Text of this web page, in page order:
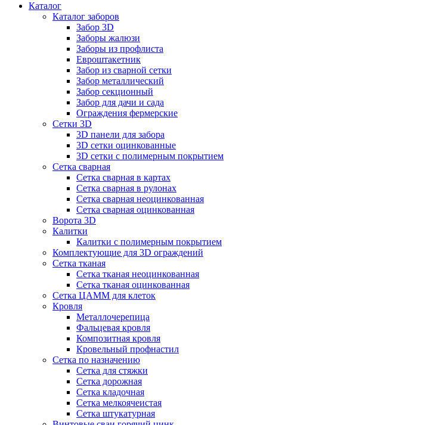
Каталог
Каталог заборов
Забор 3D
Заборы жалюзи
Заборы из профлиста
Евроштакетник
Забор из сварной сетки
Забор металлический
Забор секционный
Забор для дачи и сада
Ограждения фермерские
Сетки 3D
3D панели для забора
3D сетки оцинкованные
3D сетки с полимерным покрытием
Сетка сварная
Сетка сварная в картах
Сетка сварная в рулонах
Сетка сварная неоцинкованная
Сетка сварная оцинкованная
Ворота 3D
Калитки
Калитки с полимерным покрытием
Комплектующие для 3D ограждений
Сетка тканая
Сетка тканая неоцинкованная
Сетка тканая оцинкованная
Сетка ЦАММ для клеток
Кровля
Металлочерепица
Фальцевая кровля
Композитная кровля
Кровельный профнастил
Сетка по назначению
Сетка для стяжки
Сетка дорожная
Сетка кладочная
Сетка мелкоячеистая
Сетка штукатурная